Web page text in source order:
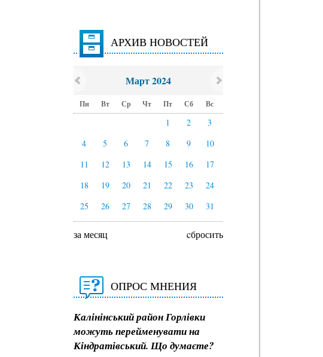
АРХИВ НОВОСТЕЙ
Март 2024
Пн Вт Ср Чт Пт Сб Вс
1 2
3
4
5 6 7 8 9
10
11
12 13 14 15 16
17
18
19 20 21 22 23
24
25
26 27 28 29 30 31
за месяц cбросить
ОПРОС МНЕНИЯ
Калінінський район Горлівки
можуть перейменувати на
Кіндратівський. Що думаєте?